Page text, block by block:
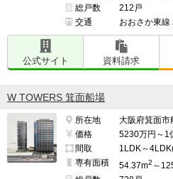
ですが、現状では少し気になる
30年以上千里丘駅の近くに住
もなく治安は良いと思います。
良くも悪くも繁華街のように
総戸数
212戸
交通
おおさか東
公式サイト 資料請求
W TOWERS 箕面船場
所在地
大阪府箕面市
価格
5230万円～1
間取
1LDK～
専有面積
54.37m2 ～